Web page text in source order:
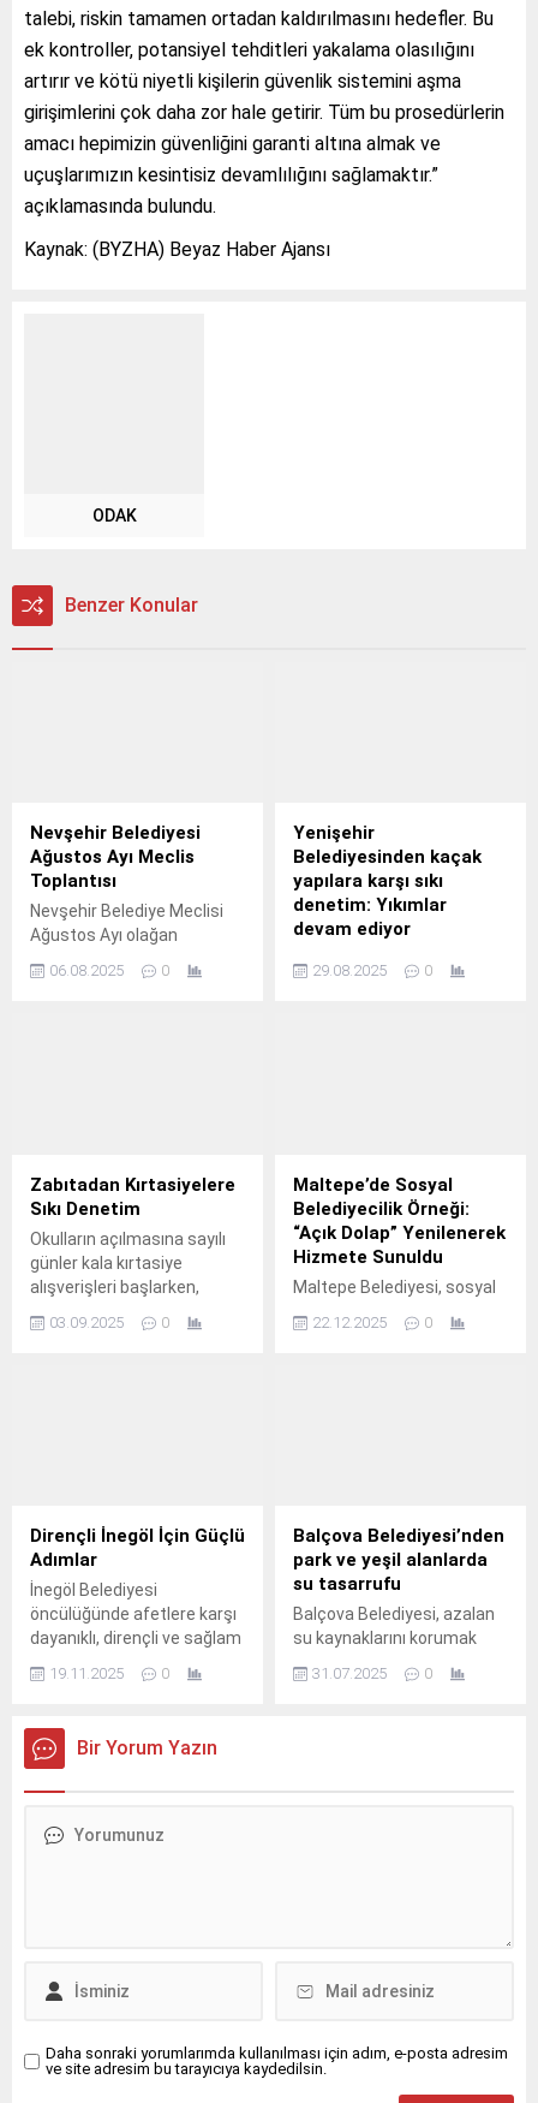
talebi, riskin tamamen ortadan kaldırılmasını hedefler. Bu
ek kontroller, potansiyel tehditleri yakalama olasılığını
artırır ve kötü niyetli kişilerin güvenlik sistemini aşma
girişimlerini çok daha zor hale getirir. Tüm bu prosedürlerin
amacı hepimizin güvenliğini garanti altına almak ve
uçuşlarımızın kesintisiz devamlılığını sağlamaktır.”
açıklamasında bulundu.
Kaynak: (BYZHA) Beyaz Haber Ajansı
ODAK
Benzer Konular
Nevşehir Belediyesi
Ağustos Ayı Meclis
Toplantısı
Nevşehir Belediye Meclisi
Ağustos Ayı olağan
Başkanlığında yapıldı.
06.08.2025 0
Yenişehir
Belediyesinden kaçak
yapılara karşı sıkı
denetim: Yıkımlar
devam ediyor
genelinde ruhsatsız veya
29.08.2025 0
Zabıtadan Kırtasiyelere
Sıkı Denetim
Okulların açılmasına sayılı
günler kala kırtasiye
alışverişleri başlarken,
Müdürlüğü ekipleri sahaya
03.09.2025 0
Maltepe’de Sosyal
Belediyecilik Örneği:
“Açık Dolap” Yenilenerek
Hizmete Sunuldu
Maltepe Belediyesi, sosyal
güçlendiren örnek
22.12.2025 0
Dirençli İnegöl İçin Güçlü
Adımlar
İnegöl Belediyesi
öncülüğünde afetlere karşı
dayanıklı, dirençli ve sağlam
sürdürülen projeler gelecek
19.11.2025 0
Balçova Belediyesi’nden
park ve yeşil alanlarda
su tasarrufu
Balçova Belediyesi, azalan
su kaynaklarını korumak
imza atarak kuru peyzaj
31.07.2025 0
Bir Yorum Yazın
Daha sonraki yorumlarımda kullanılması için adım, e-posta adresim
ve site adresim bu tarayıcıya kaydedilsin.